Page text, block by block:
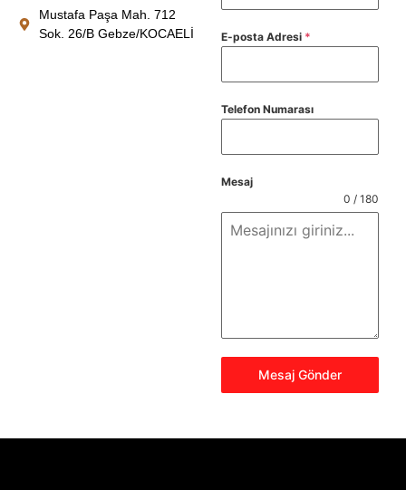
Mustafa Paşa Mah. 712
Sok. 26/B Gebze/KOCAELİ
E-posta Adresi *
Telefon Numarası
Mesaj
0 / 180
Mesaj Gönder